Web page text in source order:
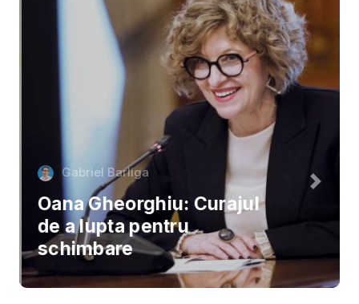
Gabriel Barliga
Oana Gheorghiu: Curajul
de a lupta pentru
schimbare